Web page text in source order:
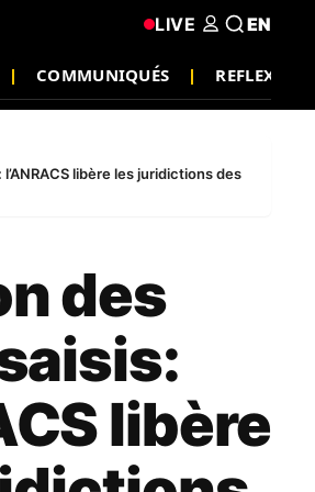
COMMUNIQUÉS REFLEXION
LIVE EN
libère les juridictions des
des
libère